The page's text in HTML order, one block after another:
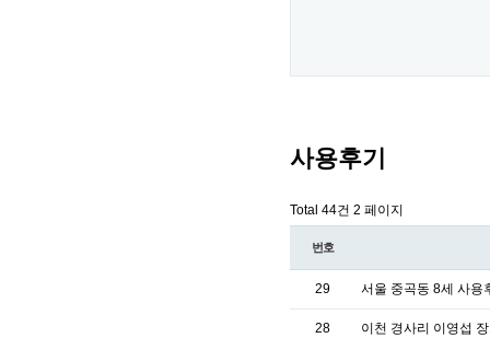
사용후기
Total 44건 2 페이지
번호
29 서울 중곡동 8세 사용
28 이천 경사리 이영섭